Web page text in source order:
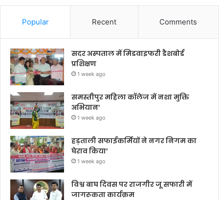
Popular Recent Comments
सदर अस्पताल में मिडवाइफरी डैशबोर्ड
प्रशिक्षण
1 week ago
समस्तीपुर महिला कॉलेज में नशा मुक्ति
अभियान’
1 week ago
हड़ताली सफाईकर्मियों ने नगर निगम का
घेराव किया’
1 week ago
विश्व बाघ दिवस पर राजगीर जू सफारी में
जागरूकता कार्यक्रम